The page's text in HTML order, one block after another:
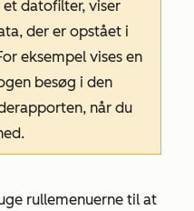
datofilter, viser
der er opstået i
eksempel vises en
besøg i den
når du
rullemenuerne til at